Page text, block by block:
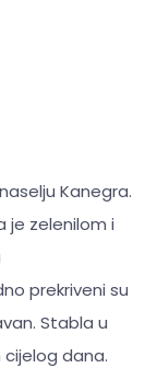
Kanegra.
je zelenilom i
prekriveni su
Stabla u
dana.